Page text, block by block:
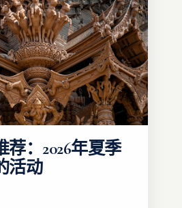
荐：2026年夏季
活动